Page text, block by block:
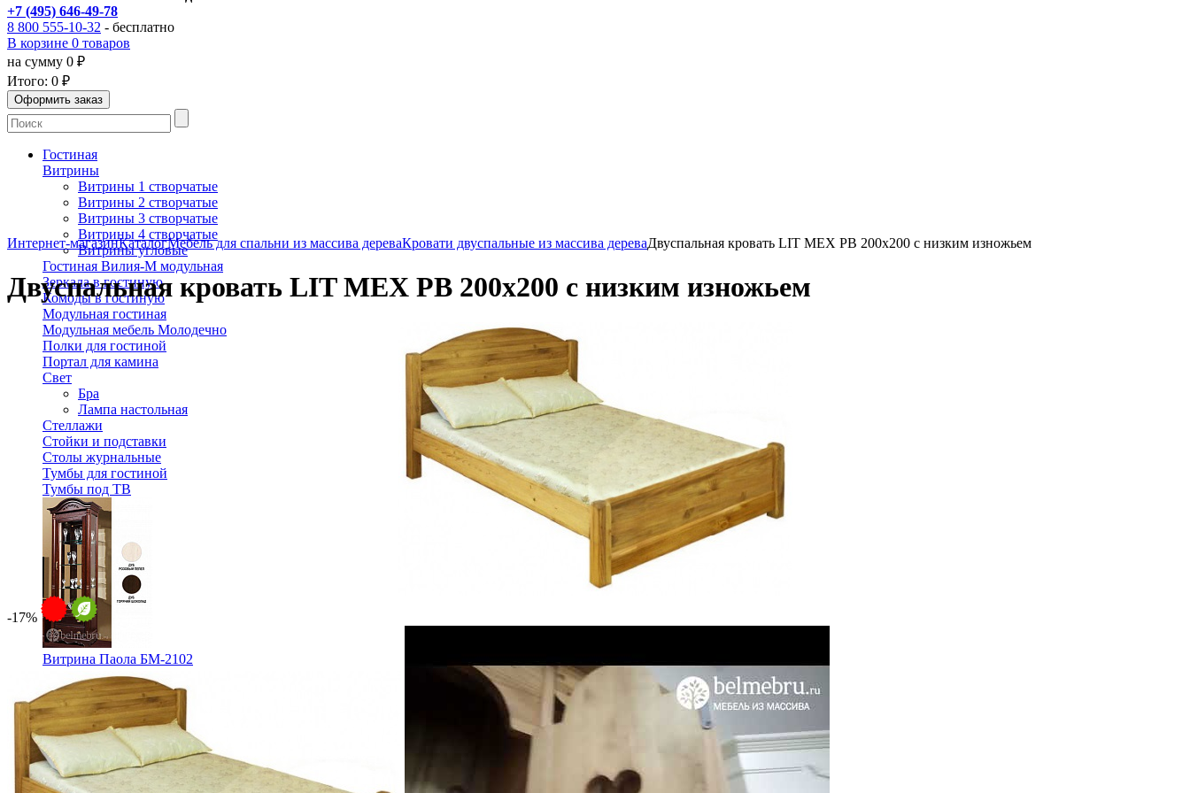
+7 (495) 646-49-78
8 800 555-10-32 - бесплатно
В корзине 0 товаров
на сумму 0 ₽
Итого: 0 ₽
Гостиная
Витрины
Витрины 1 створчатые
Витрины 2 створчатые
Витрины 3 створчатые
Витрины 4 створчатые
Витрины угловые
Гостиная Вилия-М модульная
Зеркала в гостиную
Комоды в гостиную
Модульная гостиная
Модульная мебель Молодечно
Полки для гостиной
Портал для камина
Свет
Бра
Лампа настольная
Стеллажи
Стойки и подставки
Столы журнальные
Тумбы для гостиной
Тумбы под ТВ
Витрина Паола БМ-2102
106 904 ₽
128 800 ₽
В корзину
-17%
Спальня
Деревянные кровати с подъемным механизмом
Интернет-магазинКаталогМебель для спальни из массива дереваКровати двуспальные из массива дереваДвуспальная кровать LIT MEX PB 200х200 с низким изножьем
Двуспальная кровать LIT MEX PB 200х200 с низким изножьем
-17%